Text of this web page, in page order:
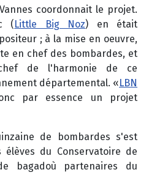
coordonnait le projet.
( Little Big Noz) en était
; à la mise en oeuvre,
en chef des bombardes, et
de l'harmonie de ce
départemental. « LBN
par essence un projet
de bombardes s'est
du Conservatoire de
bagadoù partenaires du